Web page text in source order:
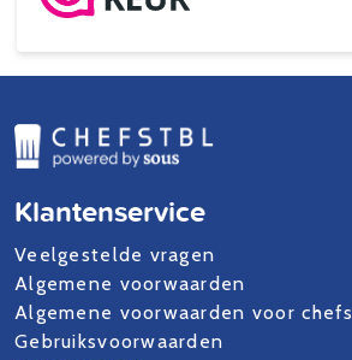
Klantenservice
Veelgestelde vragen
Algemene voorwaarden
Algemene voorwaarden voor chefs
Gebruiksvoorwaarden